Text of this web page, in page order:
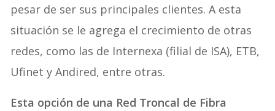
pesar de ser sus principales clientes. A esta
situación se le agrega el crecimiento de otras
redes, como las de Internexa (filial de ISA), ETB,
Ufinet y Andired, entre otras.
Esta opción de una Red Troncal de Fibra